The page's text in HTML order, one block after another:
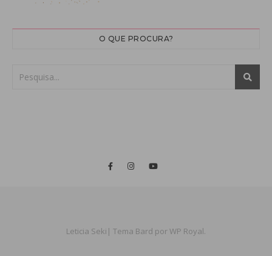
O QUE PROCURA?
Leticia Seki| Tema Bard porWP Royal.